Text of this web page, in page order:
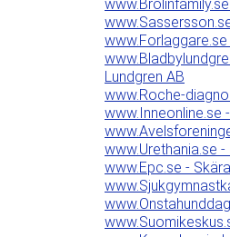
Lundgren AB
www.Roche-
www.Inneonline.se
www.Urethania.se
www.Epc.se -